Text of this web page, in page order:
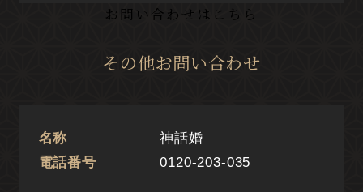
お問い合わせはこちら
その他お問い合わせ
名称
神話婚
電話番号
0120-203-035